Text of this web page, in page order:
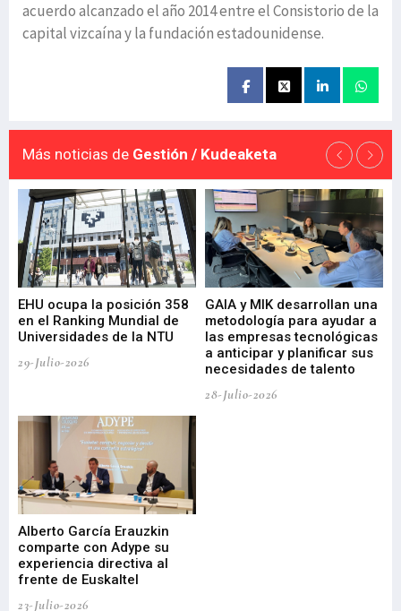
acuerdo alcanzado el año 2014 entre el Consistorio de la
capital vizcaína y la fundación estadounidense.
Más noticias de Gestión / Kudeaketa
EHU ocupa la posición 358
en el Ranking Mundial de
Universidades de la NTU
29-Julio-2026
GAIA y MIK desarrollan una
metodología para ayudar a
las empresas tecnológicas
a anticipar y planificar sus
necesidades de talento
28-Julio-2026
Alberto García Erauzkin
comparte con Adype su
experiencia directiva al
frente de Euskaltel
23-Julio-2026